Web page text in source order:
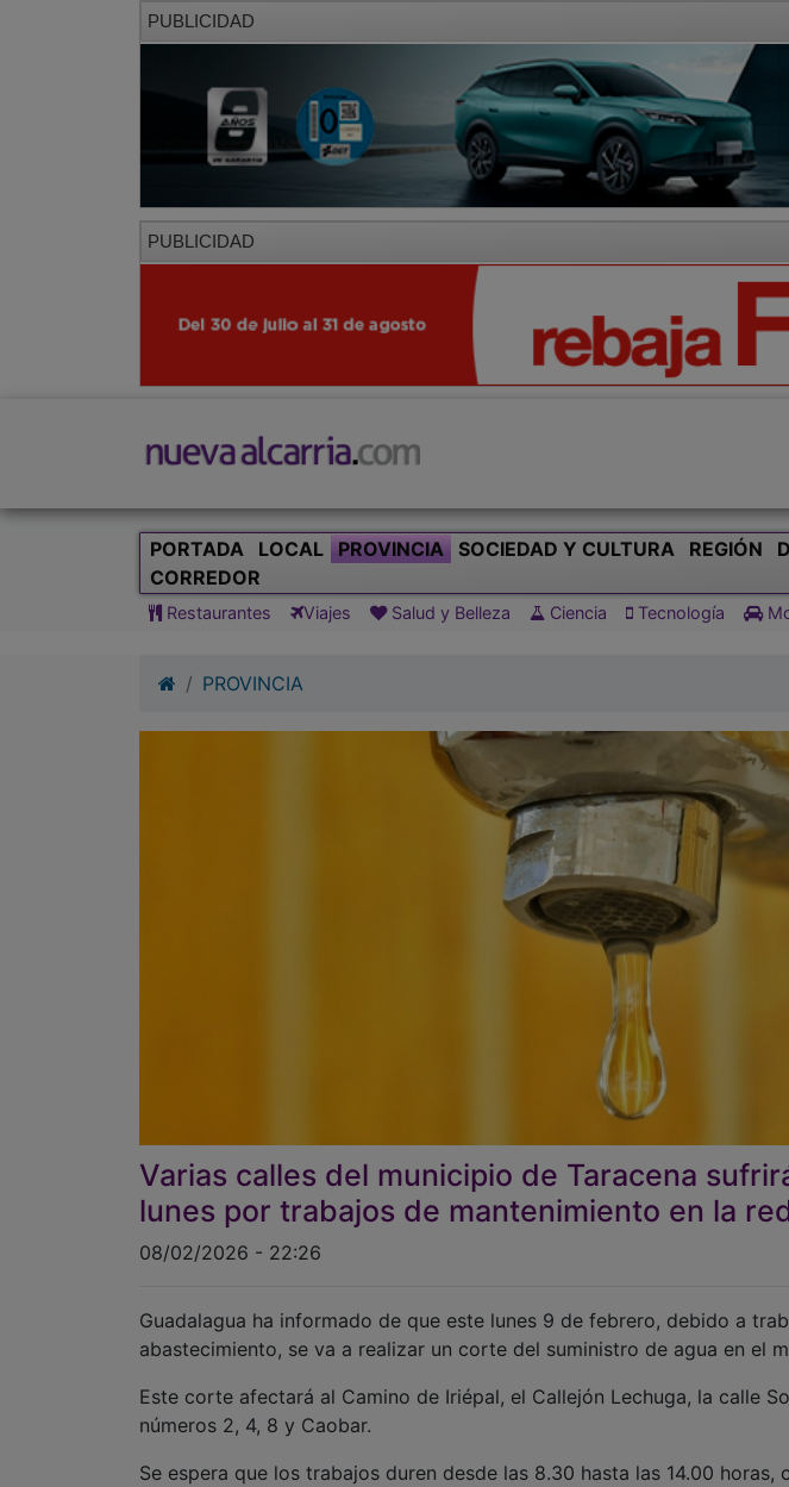
PUBLICIDAD
PUBLICIDAD
PORTADA LOCAL PROVINCIA SOCIEDAD Y CULTURA REGIÓN
CORREDOR
Restaurantes Viajes Salud y Belleza Ciencia Tecnología
PROVINCIA
Varias calles del municipio de Taracena
lunes por trabajos de mantenimiento en la
08/02/2026 - 22:26
Guadalagua ha informado de que este lunes 9 de febrero, debido a
abastecimiento, se va a realizar un corte del suministro de agua en el
Este corte afectará al Camino de Iriépal, el Callejón Lechuga, la calle
números 2, 4, 8 y Caobar.
Se espera que los trabajos duren desde las 8.30 hasta las 14.00 horas,